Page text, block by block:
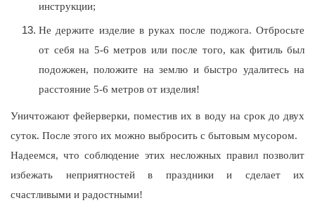
инструкции;
Не держите изделие в руках после поджога. Отбросьте
от себя на 5-6 метров или после того, как фитиль был
подожжен, положите на землю и быстро удалитесь на
расстояние 5-6 метров от изделия!
Уничтожают фейерверки, поместив их в воду на срок до двух
суток. После этого их можно выбросить с бытовым мусором.
Надеемся, что соблюдение этих несложных правил позволит
избежать неприятностей в праздники и сделает их
счастливыми и радостными!